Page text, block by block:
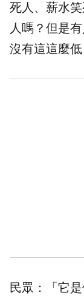
死人、薪水
人嗎？但是
沒有這這麼低
民眾：「它